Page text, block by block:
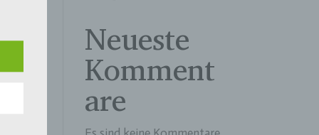
Neueste
Komment
are